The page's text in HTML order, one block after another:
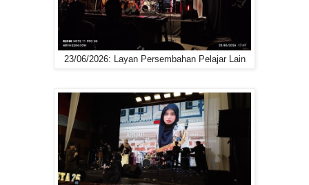
23/06/2026: Layan Persembahan Pelajar Lain